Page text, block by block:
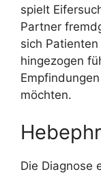
spielt
Partner
sich
hingezogen
möchten.
Die Diagnose